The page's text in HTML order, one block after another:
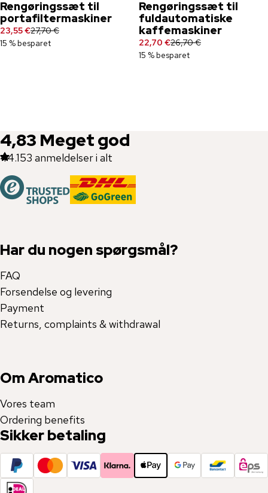
Rengøringssæt til
portafiltermaskiner
23,55 €27,70 €
15 % besparet
Rengøringssæt til
fuldautomatiske
kaffemaskiner
22,70 €26,70 €
15 % besparet
4,83 Meget god
44.153 anmeldelser i alt
Har du nogen spørgsmål?
FAQ
Forsendelse og levering
Payment
Returns, complaints & withdrawal
Om Aromatico
Vores team
Ordering benefits
Sikker betaling